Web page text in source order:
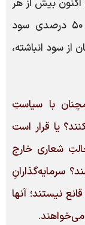
اکنون بیش از هر
زمان دیگری نیازمندِ جراحی است. افت ۵۰ درصدی سود
میلیارد تومان از سود انباشته،
با سیاستِ
یا قرار است
شعاری خارج
سرمایه‌گذارانِ
نیستند؛ آنها